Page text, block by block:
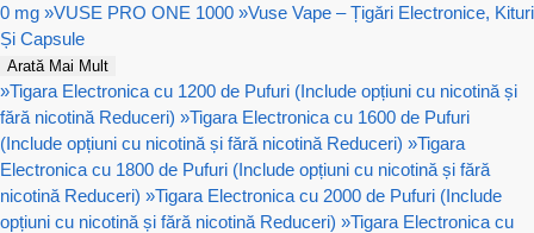
0 mg »VUSE PRO ONE 1000 »Vuse Vape – Țigări Electronice, Kituri
Și Capsule
Arată Mai Mult
»Tigara Electronica cu 1200 de Pufuri (Include opțiuni cu nicotină și
fără nicotină Reduceri) »Tigara Electronica cu 1600 de Pufuri
(Include opțiuni cu nicotină și fără nicotină Reduceri) »Tigara
Electronica cu 1800 de Pufuri (Include opțiuni cu nicotină și fără
nicotină Reduceri) »Tigara Electronica cu 2000 de Pufuri (Include
opțiuni cu nicotină și fără nicotină Reduceri) »Tigara Electronica cu